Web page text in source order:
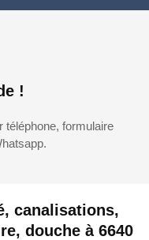
canalisations,
douche à 6640
!
téléphone, formulaire